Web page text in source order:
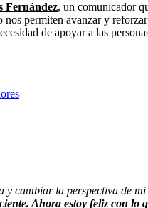
Fernández, un comunicador
permiten avanzar y
de apoyar a las
y cambiar la perspectiva de
Ahora estoy feliz con lo